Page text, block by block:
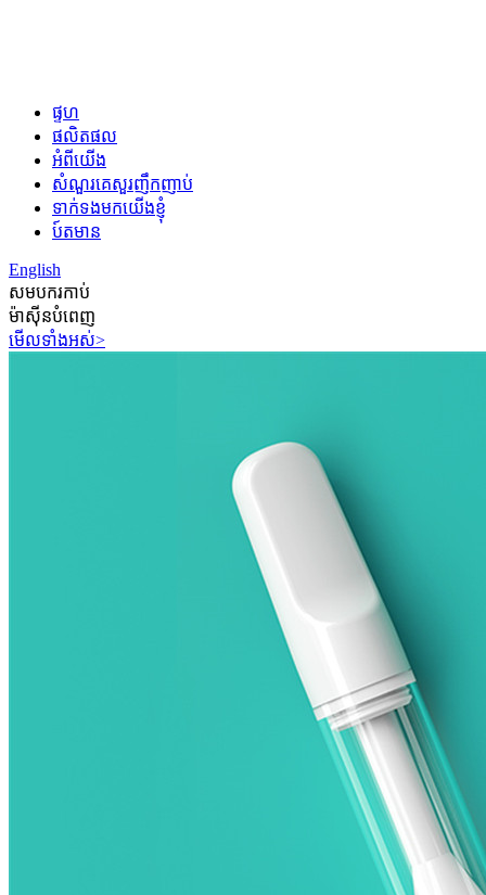
ផ្ទហ
ផលិតផល
អំពីយើង
សំណួរគេសួរញឹកញាប់
ទាក់ទងមកយើងខ្ញុំ
ប៍តមាន
English
សមបករកាប់
ម៉ាស៊ីនបំពេញ
មើលទាំងអស់>